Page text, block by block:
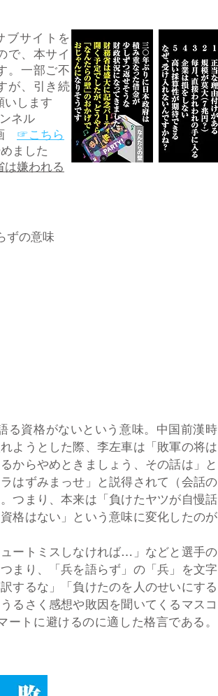
ブサイトを
で、本サイ
。一部ご不
が、引き続
いします
ネル
☞こちら
ました
嫌われる
ずの意味
資格がないという意味。中国前漢時
ようとした際、李左車は「敗軍の将は
からやめときましょう、その話は」と
はずみまっせ」と説得されて（会話の
つまり、本来は「負けたヤツが自慢話
格はない」という意味に変化したのが
ートミスしなければ…」などと選手の
まり、「兵を語らず」の「兵」を文字
するな」「負けたのを人のせいにする
るさく感想や敗因を聞いてくるマスコ
トに避けるのに適した格言である。